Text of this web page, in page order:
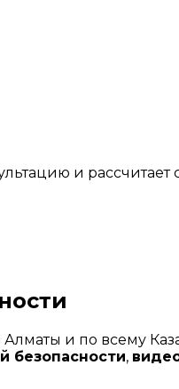
и рассчитает
Алматы и по всему
безопасности,